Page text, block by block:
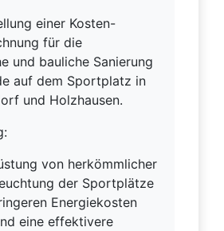
einer Kosten-
für die
und bauliche Sanierung
auf dem Sportplatz in
und Holzhausen.
von herkömmlicher
der Sportplätze
Energiekosten
eine effektivere